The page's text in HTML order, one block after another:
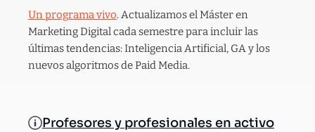
Un programa vivo. Actualizamos el Máster en
Marketing Digital cada semestre para incluir las
últimas tendencias: Inteligencia Artificial, GA y los
nuevos algoritmos de Paid Media.
Profesores y profesionales en activo